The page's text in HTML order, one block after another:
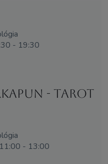
- 19:30
- Tarot
- 13:00